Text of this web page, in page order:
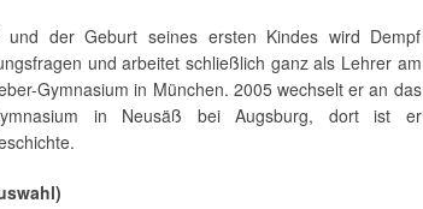
und der Geburt seines ersten Kindes wird Dempf
und arbeitet schließlich ganz als Lehrer am
Gymnasium in München. 2005 wechselt er an das
in Neusäß bei Augsburg, dort ist er